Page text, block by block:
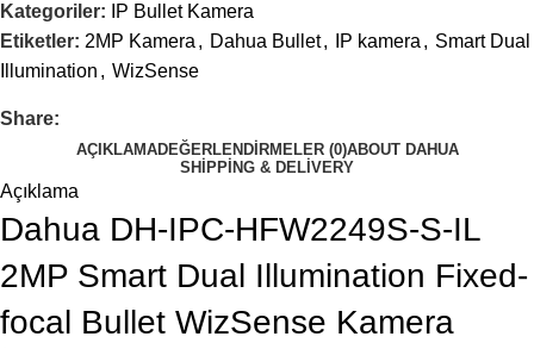
Kategoriler:
IP Bullet Kamera
Etiketler: 2MP Kamera , Dahua Bullet, IP kamera , Smart Dual
Illumination , WizSense
Share:
AÇIKLAMADEĞERLENDIRMELER (0)ABOUT DAHUA
SHIPPING & DELIVERY
Açıklama
Dahua DH-IPC-HFW2249S-S-IL
2MP Smart Dual Illumination Fixed-
focal Bullet WizSense Kamera